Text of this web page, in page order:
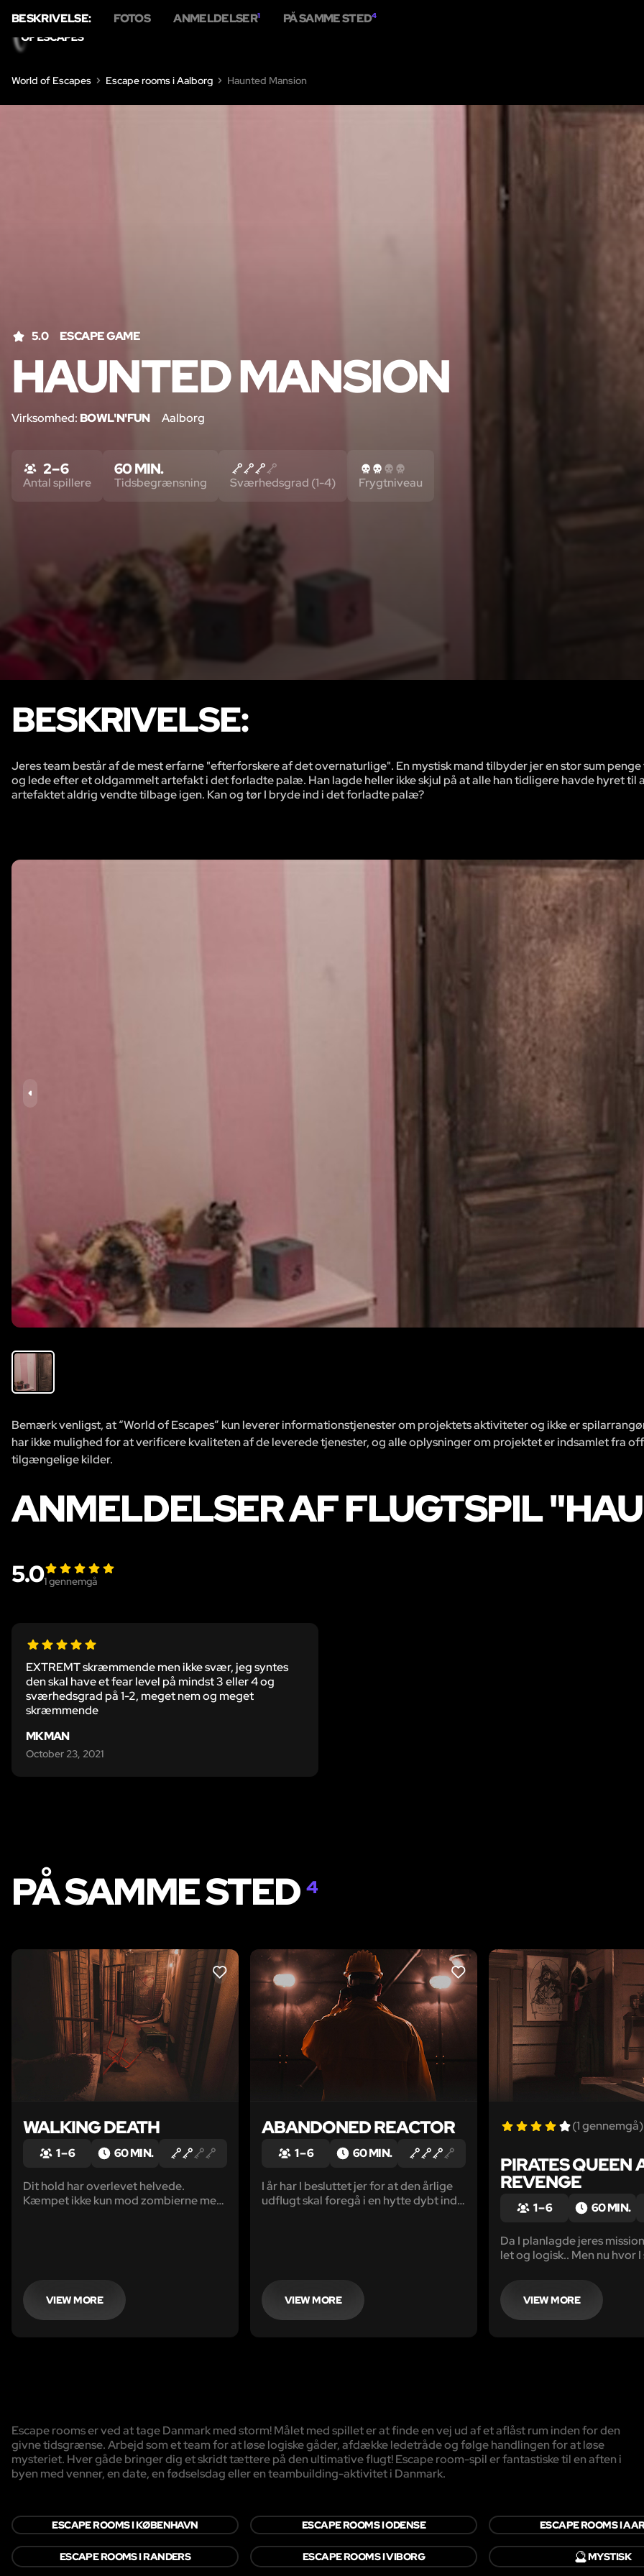
World of Escapes Escape rooms i Aalborg Haunted Mansion
5.0 ESCAPE GAME
HAUNTED MANSION
Virksomhed: BOWL'N'FUN Aalborg
BESKRIVELSE: FOTOS ANMELDELSER1 PÅ SAMME STED4
2 – 6
Antal spillere
60 MIN.
Tidsbegrænsning Sværhedsgrad (1-4) Frygtniveau
BESKRIVELSE:
Jeres team består af de mest erfarne "efterforskere af det overnaturlige". En mystisk mand tilbyder jer en stor sum
og lede efter et oldgammelt artefakt i det forladte palæ. Han lagde heller ikke skjul på at alle han tidligere havde hyret til
artefaktet aldrig vendte tilbage igen. Kan og tør I bryde ind i det forladte palæ?
Bemærk venligst, at “World of Escapes” kun leverer informationstjenester om projektets aktiviteter og ikke er
har ikke mulighed for at verificere kvaliteten af de leverede tjenester, og alle oplysninger om projektet er indsamlet fra
tilgængelige kilder.
ANMELDELSER AF FLUGTSPIL
5.01gennemgå
EXTREMT skræmmende men ikke svær, jeg syntes
den skal have et fear level på mindst 3 eller 4 og
sværhedsgrad på 1-2, meget nem og meget
skræmmende
MKMAN
October 23, 2021
PÅ SAMME STED 4
LIKE
WALKING DEATH
1 – 6 60 MIN.
Dit hold har overlevet helvede.
Kæmpet ikke kun mod zombierne men
VIEW MORE
LIKE
ABANDONED REACTOR
1 – 6 60 MIN.
I år har I besluttet jer for at den årlige
udflugt skal foregå i en hytte dybt inde
VIEW MORE
(1 gennemgå)
PIRATES QUEEN
REVENGE
1 – 6 60 MIN.
Da I planlagde jeres
let og logisk.. Men nu hvor
alt håbløst og intet virker
VIEW MORE
Escape rooms er ved at tage Danmark med storm! Målet med spillet er at finde en vej ud af et aflåst rum inden for den
givne tidsgrænse. Arbejd som et team for at løse logiske gåder, afdække ledetråde og følge handlingen for at løse
mysteriet. Hver gåde bringer dig et skridt tættere på den ultimative flugt! Escape room-spil er fantastiske til en aften i
byen med venner, en date, en fødselsdag eller en teambuilding-aktivitet i Danmark.
ESCAPE ROOMS I KØBENHAVN ESCAPE ROOMS I ODENSE ESCAPE ROOMS I
ESCAPE ROOMS I RANDERS ESCAPE ROOMS I VIBORG 🔮MYSTISK